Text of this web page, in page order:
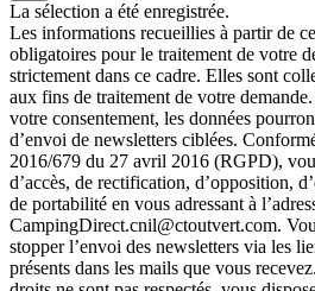
La sélection a été enregistrée.
Les informations recueillies à partir de
obligatoires pour le traitement de votre
strictement dans ce cadre. Elles sont
aux fins de traitement de votre
votre consentement, les données
d’envoi de newsletters ciblées.
2016/679 du 27 avril 2016 (RGPD),
d’accès, de rectification, d’opposition,
de portabilité en vous adressant à
CampingDirect.cnil@ctoutvert.com.
stopper l’envoi des newsletters via les
présents dans les mails que vous